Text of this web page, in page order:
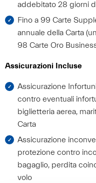
addebitato 28 giorni
Fino a 99 Carte
annuale della Carta
98 Carte Oro
Assicurazioni Incluse
Assicurazione
contro eventuali
biglietteria aerea,
Carta
Assicurazione
protezione contro
bagaglio, perdita
volo